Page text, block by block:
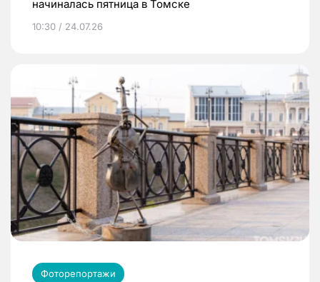
начиналась пятница в Томске
10:30 / 24.07.26
Фоторепортажи